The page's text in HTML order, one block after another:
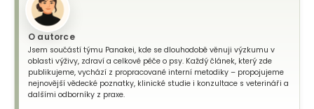
O autorce
Jsem součástí týmu Panakei, kde se dlouhodobě věnuji výzkumu v
oblasti výživy, zdraví a celkové péče o psy. Každý článek, který zde
publikujeme, vychází z propracované interní metodiky – propojujeme
nejnovější vědecké poznatky, klinické studie i konzultace s veterináři a
dalšími odborníky z praxe.